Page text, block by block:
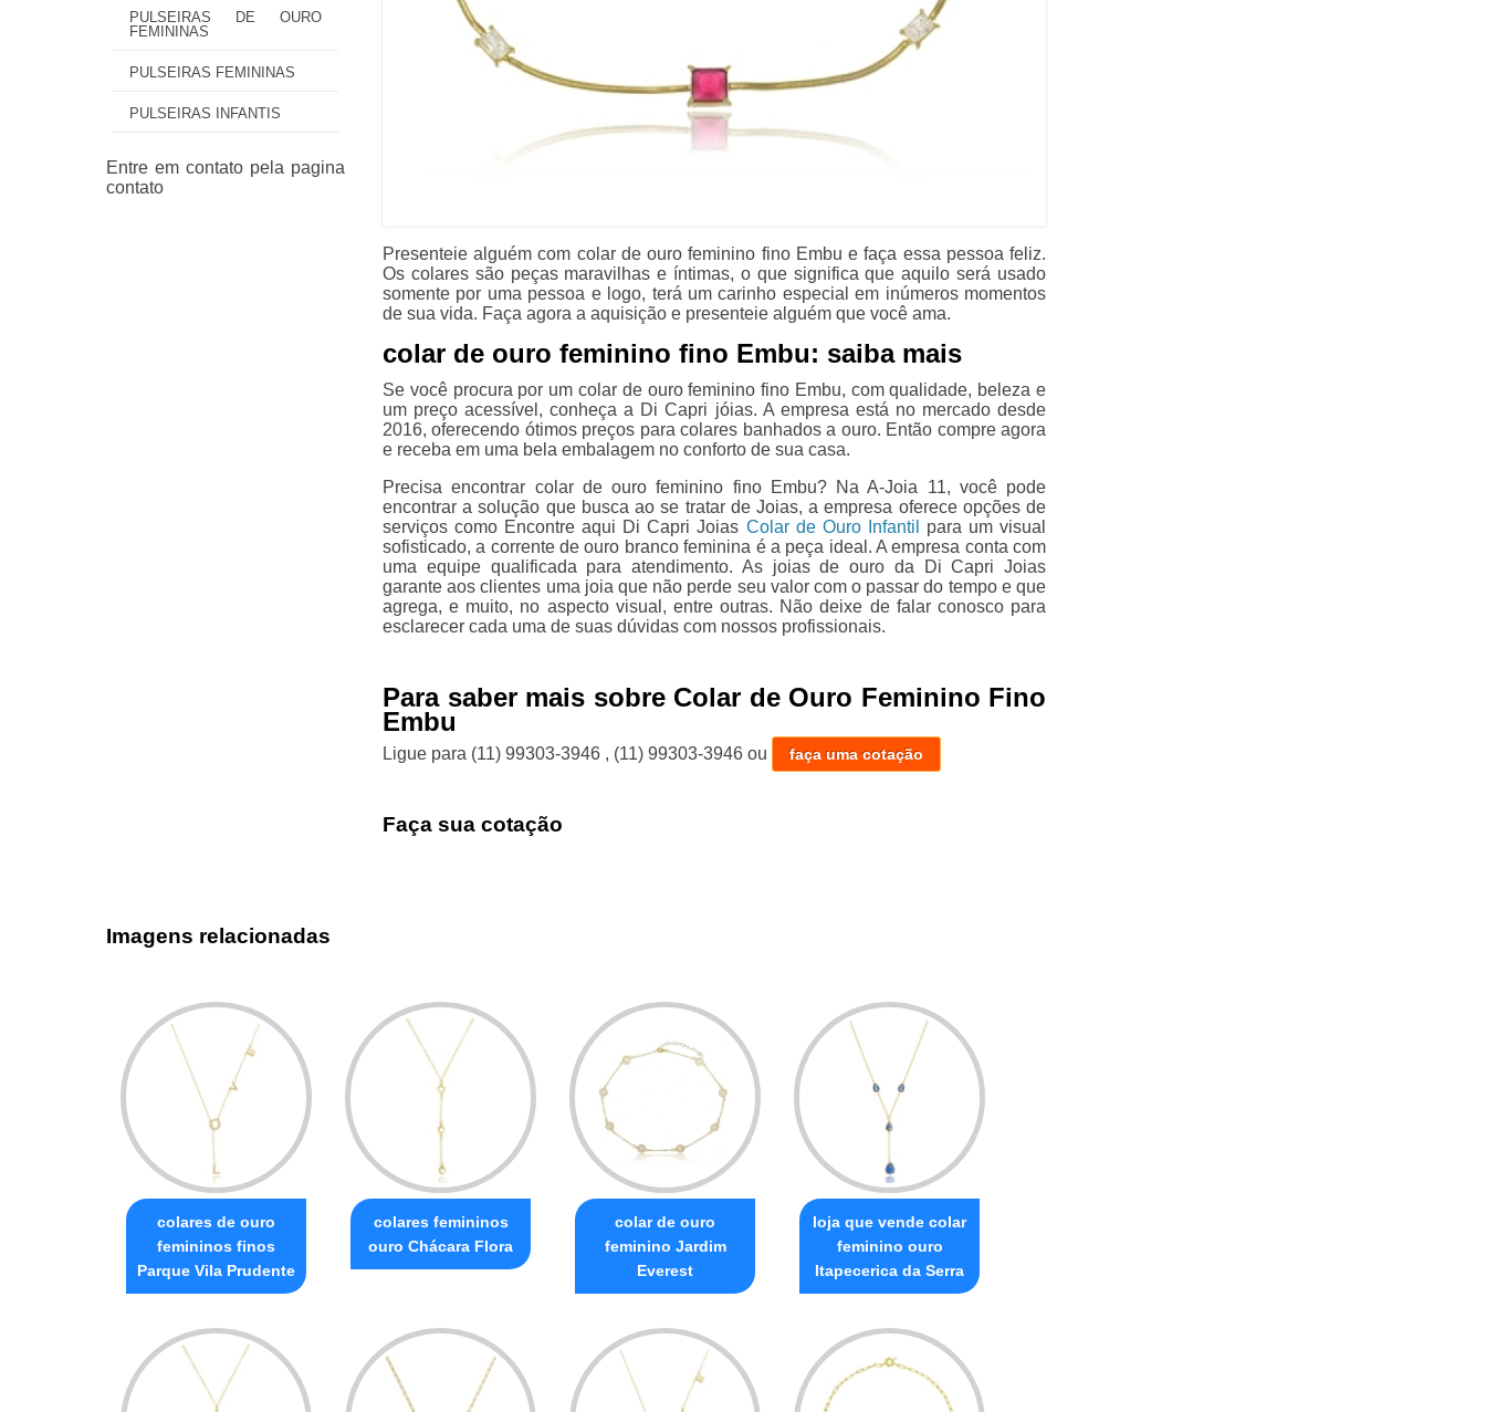
PULSEIRAS DE OURO
FEMININAS
PULSEIRAS FEMININAS
PULSEIRAS INFANTIS
Presenteie alguém com colar de ouro feminino fino Embu e faça essa pessoa feliz.
Os colares são peças maravilhas e íntimas, o que significa que aquilo será usado
somente por uma pessoa e logo, terá um carinho especial em inúmeros momentos
de sua vida. Faça agora a aquisição e presenteie alguém que você ama.
colar de ouro feminino fino Embu: saiba mais
Se você procura por um colar de ouro feminino fino Embu, com qualidade, beleza e
um preço acessível, conheça a Di Capri jóias. A empresa está no mercado desde
2016, oferecendo ótimos preços para colares banhados a ouro. Então compre agora
e receba em uma bela embalagem no conforto de sua casa.
Precisa encontrar colar de ouro feminino fino Embu? Na A-Joia 11, você pode
encontrar a solução que busca ao se tratar de Joias, a empresa oferece opções de
serviços como Encontre aqui Di Capri Joias Colar de Ouro Infantil
para um visual
sofisticado, a corrente de ouro branco feminina é a peça ideal. A empresa conta com
uma equipe qualificada para atendimento. As joias de ouro da Di Capri Joias
garante aos clientes uma joia que não perde seu valor com o passar do tempo e que
agrega, e muito, no aspecto visual, entre outras. Não deixe de falar conosco para
esclarecer cada uma de suas dúvidas com nossos profissionais.
Para saber mais sobre Colar de Ouro Feminino Fino
Embu
Ligue para (11) 99303-3946 , (11) 99303-3946 ou faça uma cotação
Faça sua cotação
Imagens relacionadas
colares de ouro
femininos finos
Parque Vila Prudente
colares femininos
ouro Chácara Flora
colar de ouro
feminino Jardim
Everest
loja que vende colar
feminino ouro
Itapecerica da Serra